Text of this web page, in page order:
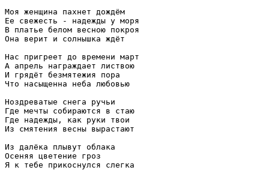
Моя женщина пахнет дождём
Ее свежесть - надежды у моря
В платье белом весною покроя
Она верит и солнышка ждёт
Нас пригреет до времени март
А апрель награждает листвою
И грядёт безмятежия пора
Что насыщенна неба любовью
Ноздреватые снега ручьи
Где мечты собираются в стаю
Где надежды, как руки твои
Из смятения весны вырастают
Из далёка плывут облака
Осеняя цветение гроз
Я к тебе прикоснулся слегка